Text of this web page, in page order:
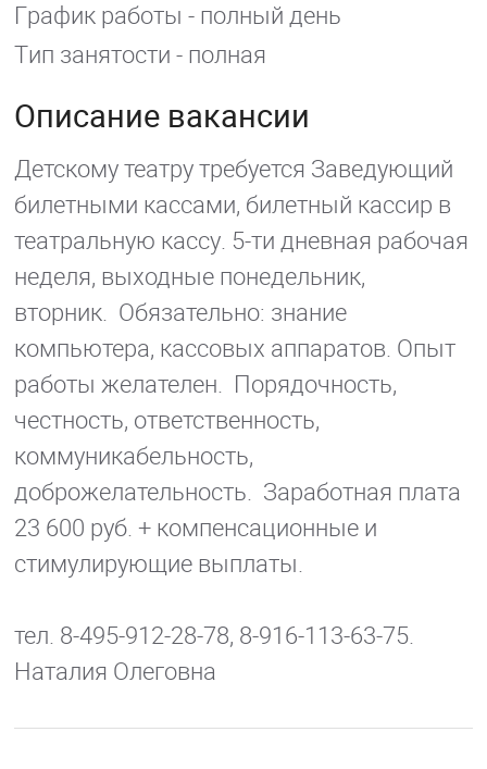
График работы - полный день
Тип занятости - полная
Описание вакансии
Детскому театру требуется Заведующий
билетными кассами, билетный кассир в
театральную кассу. 5-ти дневная рабочая
неделя, выходные понедельник,
вторник. Обязательно: знание
компьютера, кассовых аппаратов. Опыт
работы желателен. Порядочность,
честность, ответственность,
коммуникабельность,
доброжелательность. Заработная плата
23 600 руб. + компенсационные и
стимулирующие выплаты.
тел. 8-495-912-28-78, 8-916-113-63-75.
Наталия Олеговна